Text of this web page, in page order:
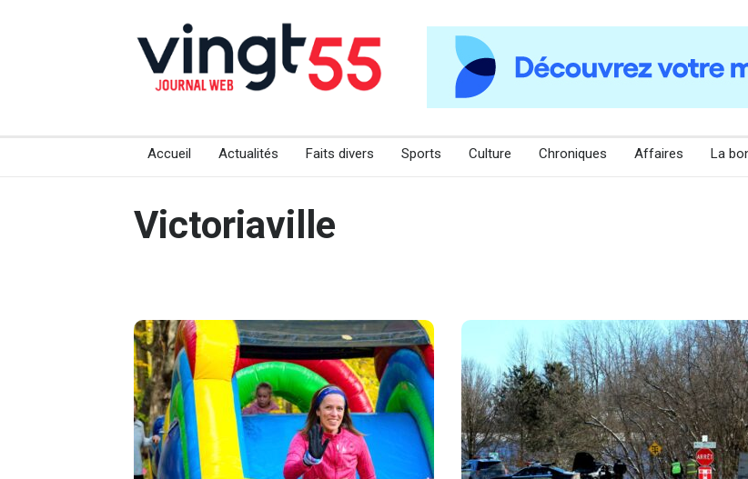
Accueil Actualités Faits divers Sports Culture Chroniques Affaires La
Victoriaville